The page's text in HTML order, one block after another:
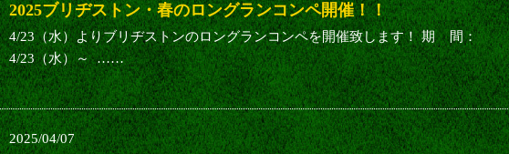
2025ブリヂストン・春のロングランコンペ開催！！
4/23（水）よりブリヂストンのロングランコンペを開催致します！ 期 間：
4/23（水）～ ……
2025/04/07